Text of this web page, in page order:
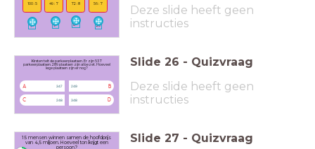
100 : 5 49 : 7 72 : 8 56 : 7
20
7 9 8
Deze slide heeft geen
instructies
Kirsten telt de parkeerplaatsen. Er zijn 537
parkeerplaatsen. 289 plaatsen zijn al bezet. Hoeveel
lege plaatsen zijn er nog?
A 347 B
249
C 248 D
348
Slide 26 - Quizvraag
Deze slide heeft geen
instructies
15 mensen winnen samen de hoofdprijs
van 4,5 miljoen. Hoeveel ton krijgt een
persoon?
Slide 27 - Quizvraag